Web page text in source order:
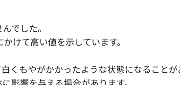
でした。
けて高い値を示しています。
くもやがかかったような状態になること